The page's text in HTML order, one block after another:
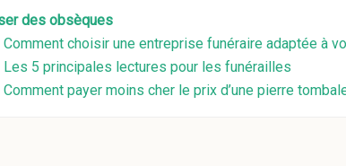
des obsèques
Comment choisir une entreprise funéraire adaptée à
Les 5 principales lectures pour les funérailles
Comment payer moins cher le prix d’une pierre